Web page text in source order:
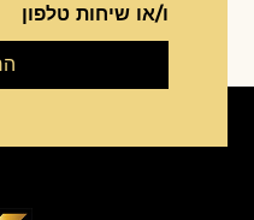
ו/או שיחות טלפון